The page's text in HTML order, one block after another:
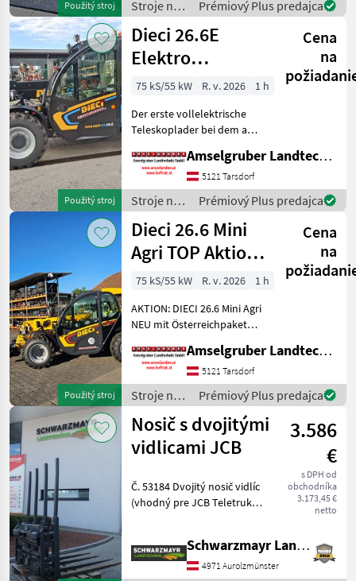
Použitý stroj
Mini Agri) -Echt
Stroje na
stavbu /
Dieci
Prémiový Plus predajca
Použitý stroj
Dieci 26.6E
Elektro
Teleskoplader
Österreichpaket
Cena
na
75 kS/55 kW R. v. 2026
1 h
Der erste vollelektrische
Teleskoplader bei dem an
wurde - MADE BY DIECI!
AKTION: DIECI 26.6 E
Elektro Mini Agri NEU mit
Österreichpaket (TOP
Amselgruber Landtechnik GmbH
5121 Tarsdorf
Stroje na
stavbu /
Dieci
Prémiový Plus predajca
Použitý stroj
Dieci 26.6 Mini
Agri TOP Aktion
mit
Österreichpaket
Cena
na
75 kS/55 kW R. v. 2026
1 h
AKTION: DIECI 26.6 Mini Agri
NEU mit Österreichpaket
Kg Traglast -578cm
Hubhöhe
Werkzeugunterkante -Unter
200cm Bauhöhe -75 PS 4
Zylind
Amselgruber Landtechnik GmbH
5121 Tarsdorf
Stroje na
stavbu /
Dieci
Prémiový Plus predajca
Nosič s dvojitými
vidlicami JCB
3.586
€
s DPH od
obchodníka
3.173,45 €
netto
Č. 53184 Dvojitý nosič vidlíc
(vhodný pre JCB Teletruk) -
- s 2 posuvnými valcami - s
nosnosťou 3000 kg po
Schwarzmayr Landtechnik GmbH - Aurolzmünster
4971 Aurolzmünster